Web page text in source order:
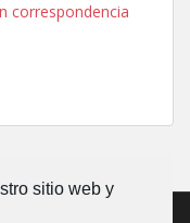
sitio web y
por temas de trabajo
correspondencia